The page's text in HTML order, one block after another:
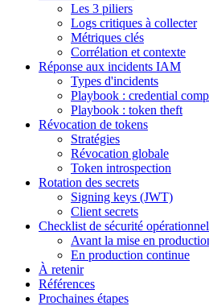
Les 3 piliers
Logs critiques à collecter
Métriques clés
Corrélation et contexte
Réponse aux incidents IAM
Types d'incidents
Playbook : credential
Playbook : token theft
Révocation de tokens
Stratégies
Révocation globale
Token introspection
Rotation des secrets
Signing keys (JWT)
Client secrets
Checklist de sécurité
Avant la mise en
En production continue
À retenir
Références
Prochaines étapes